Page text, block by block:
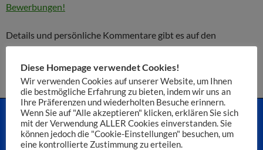
Bewerbungen!
Details und persönliche Kommentare gibt es auf den
individuellen Seiten.
STARTSEITE
Diese Homepage verwendet Cookies!
Wir verwenden Cookies auf unserer Website, um Ihnen
die bestmögliche Erfahrung zu bieten, indem wir uns an
Ihre Präferenzen und wiederholten Besuche erinnern.
Wenn Sie auf "Alle akzeptieren" klicken, erklären Sie sich
mit der Verwendung ALLER Cookies einverstanden. Sie
können jedoch die "Cookie-Einstellungen" besuchen, um
eine kontrollierte Zustimmung zu erteilen.